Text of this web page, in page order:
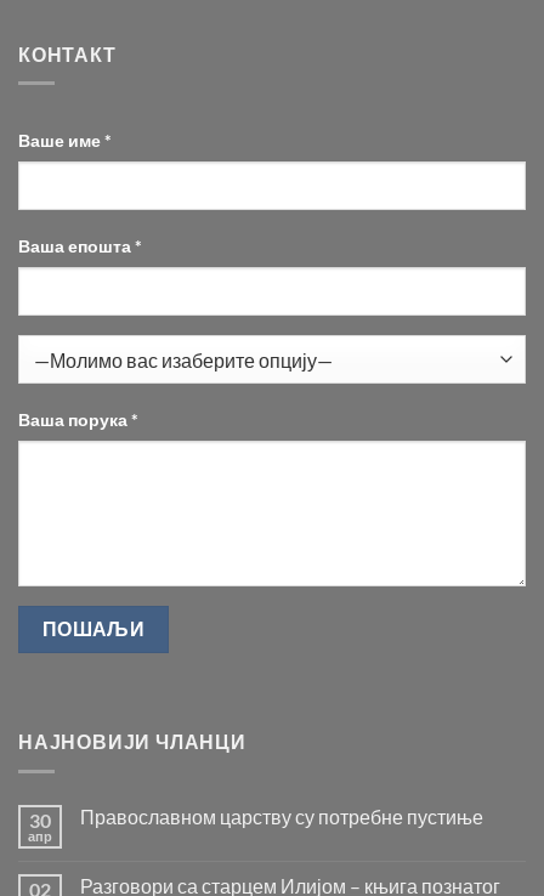
КОНТАКТ
Ваше име *
Ваша епошта *
Ваша порука *
НАЈНОВИЈИ ЧЛАНЦИ
30
апр
Православном царству су потребне пустиње
Православном
02 Разговори са старцем Илијом – књига познатог